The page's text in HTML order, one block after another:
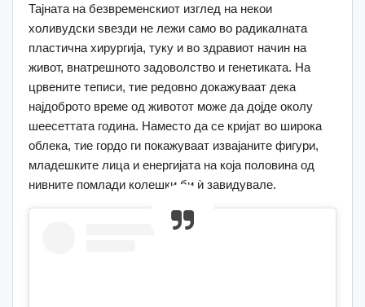
Тајната на безвременскиот изглед на некои
холивудски ѕвезди не лежи само во радикалната
пластична хирургија, туку и во здравиот начин на
живот, внатрешното задоволство и генетиката. На
црвените теписи, тие редовно докажуваат дека
најдоброто време од животот може да дојде околу
шеесеттата година. Наместо да се кријат во широка
облека, тие гордо ги покажуваат извајаните фигури,
младешките лица и енергијата на која половина од
нивните помлади колешки би ѝ завидувале.